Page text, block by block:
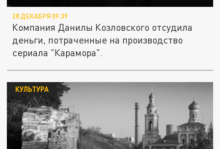
28 ДЕКАБРЯ 09:39
Компания Данилы Козловского отсудила
деньги, потраченные на производство
сериала "Карамора".
КУЛЬТУРА